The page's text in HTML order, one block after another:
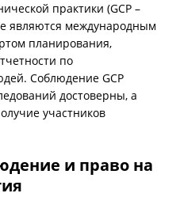
практики (GCP –
являются международным
планирования,
по
Соблюдение GCP
достоверны, а
участников
и право на